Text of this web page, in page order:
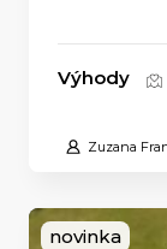
Výhody
Zuzana
novinka